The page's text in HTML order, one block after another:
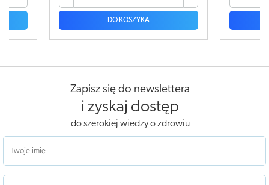
DO KOSZYKA
Zapisz się do newslettera
i zyskaj dostęp
do szerokiej wiedzy o zdrowiu